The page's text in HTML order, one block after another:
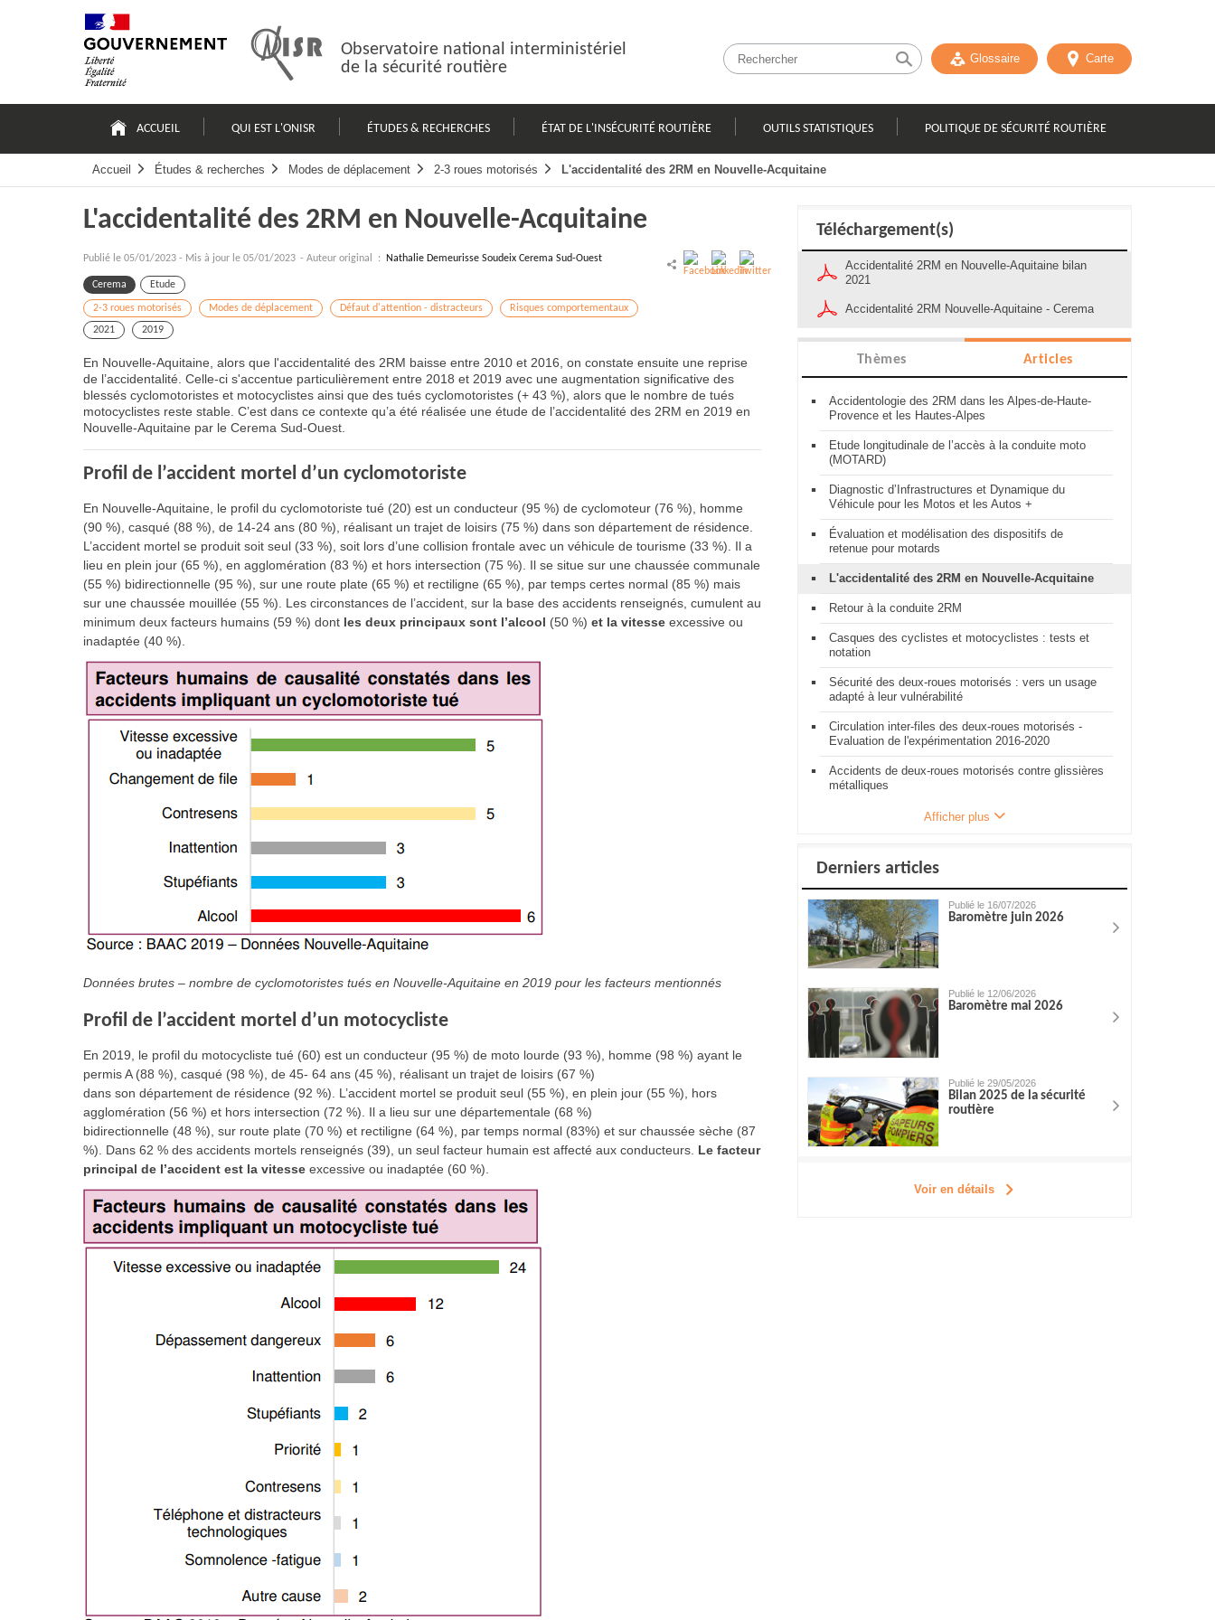
Observatoire national interministériel
de la sécurité routière
Glossaire Carte
principale
ACCUEIL QUI EST L'ONISR ÉTUDES & RECHERCHES ÉTAT DE L'INSÉCURITÉ ROUTIÈRE OUTILS STATISTIQUES POLITIQUE DE SÉCURITÉ ROUTIÈRE
Accueil Études & recherches Modes de déplacement 2-3 roues motorisés L'accidentalité des 2RM en Nouvelle-Acquitaine
L'accidentalité des 2RM en Nouvelle-Acquitaine
Publié le 05/01/2023 - Mis à jour le 05/01/2023 - Auteur original : Nathalie Demeurisse Soudeix Cerema Sud-Ouest
Cerema Etude
2-3 roues motorisés Modes de déplacement Défaut d'attention - distracteurs
Risques comportementaux
2021
2019
En Nouvelle-Aquitaine, alors que l'accidentalité des 2RM baisse entre 2010 et 2016, on constate ensuite une reprise
de l’accidentalité. Celle-ci s'accentue particulièrement entre 2018 et 2019 avec une augmentation significative des
blessés cyclomotoristes et motocyclistes ainsi que des tués cyclomotoristes (+ 43 %), alors que le nombre de tués
motocyclistes reste stable. C’est dans ce contexte qu’a été réalisée une étude de l’accidentalité des 2RM en 2019 en
Nouvelle-Aquitaine par le Cerema Sud-Ouest.
Profil de l’accident mortel d’un cyclomotoriste
En Nouvelle-Aquitaine, le profil du cyclomotoriste tué (20) est un conducteur (95 %) de cyclomoteur (76 %), homme
(90 %), casqué (88 %), de 14-24 ans (80 %), réalisant un trajet de loisirs (75 %) dans son département de résidence.
L’accident mortel se produit soit seul (33 %), soit lors d’une collision frontale avec un véhicule de tourisme (33 %). Il a
lieu en plein jour (65 %), en agglomération (83 %) et hors intersection (75 %). Il se situe sur une chaussée communale
(55 %) bidirectionnelle (95 %), sur une route plate (65 %) et rectiligne (65 %), par temps certes normal (85 %) mais
sur une chaussée mouillée (55 %). Les circonstances de l’accident, sur la base des accidents renseignés, cumulent au
minimum deux facteurs humains (59 %) dont les deux principaux sont l’alcool (50 %) et la vitesse excessive ou
inadaptée (40 %).
Données brutes – nombre de cyclomotoristes tués en Nouvelle-Aquitaine en 2019 pour les facteurs mentionnés
Profil de l’accident mortel d’un motocycliste
En 2019, le profil du motocycliste tué (60) est un conducteur (95 %) de moto lourde (93 %), homme (98 %) ayant le
permis A (88 %), casqué (98 %), de 45- 64 ans (45 %), réalisant un trajet de loisirs (67 %)
dans son département de résidence (92 %). L’accident mortel se produit seul (55 %), en plein jour (55 %), hors
agglomération (56 %) et hors intersection (72 %). Il a lieu sur une départementale (68 %)
bidirectionnelle (48 %), sur route plate (70 %) et rectiligne (64 %), par temps normal (83%) et sur chaussée sèche (87
%). Dans 62 % des accidents mortels renseignés (39), un seul facteur humain est affecté aux conducteurs. Le facteur
principal de l’accident est la vitesse excessive ou inadaptée (60 %).
Téléchargement(s)
Accidentalité 2RM en Nouvelle-Aquitaine bilan
2021
Accidentalité 2RM Nouvelle-Aquitaine - Cerema
Thèmes Articles
Accidentologie des 2RM dans les Alpes-de-Haute-
Provence et les Hautes-Alpes
Etude longitudinale de l’accès à la conduite moto
(MOTARD)
Diagnostic d’Infrastructures et Dynamique du
Véhicule pour les Motos et les Autos +
Évaluation et modélisation des dispositifs de
retenue pour motards
L'accidentalité des 2RM en Nouvelle-Acquitaine
Retour à la conduite 2RM
Casques des cyclistes et motocyclistes : tests et
notation
Sécurité des deux-roues motorisés : vers un usage
adapté à leur vulnérabilité
Circulation inter-files des deux-roues motorisés -
Evaluation de l'expérimentation 2016-2020
Accidents de deux-roues motorisés contre glissières
métalliques
Afficher plus
Derniers articles
Publié le 16/07/2026
Baromètre juin 2026
Publié le 12/06/2026
Baromètre mai 2026
Publié le 29/05/2026
Bilan 2025 de la sécurité
routière
Voir en détails